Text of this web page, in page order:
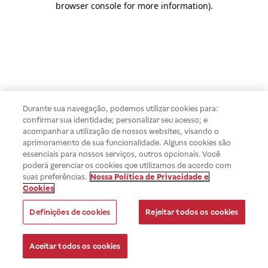
browser console for more information).
Durante sua navegação, podemos utilizar cookies para:
confirmar sua identidade; personalizar seu acesso; e
acompanhar a utilização de nossos websites, visando o
aprimoramento de sua funcionalidade. Alguns cookies são
essenciais para nossos serviços, outros opcionais. Você
poderá gerenciar os cookies que utilizamos de acordo com
suas preferências. Nossa Política de Privacidade e
Cookies
Definições de cookies Rejeitar todos os cookies
Aceitar todos os cookies